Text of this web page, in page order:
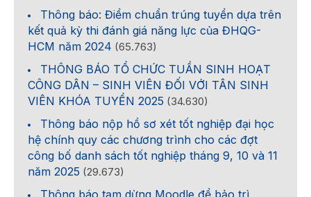
Thông báo: Điểm chuẩn trúng tuyển dựa trên
kết quả kỳ thi đánh giá năng lực của ĐHQG-
HCM năm 2024 (65.763)
THÔNG BÁO TỔ CHỨC TUẦN SINH HOẠT
CÔNG DÂN – SINH VIÊN ĐỐI VỚI TÂN SINH
VIÊN KHÓA TUYỂN 2025 (34.630)
Thông báo nộp hồ sơ xét tốt nghiệp đại học
hệ chính quy các chương trình cho các đợt
công bố danh sách tốt nghiệp tháng 9, 10 và 11
năm 2025 (29.673)